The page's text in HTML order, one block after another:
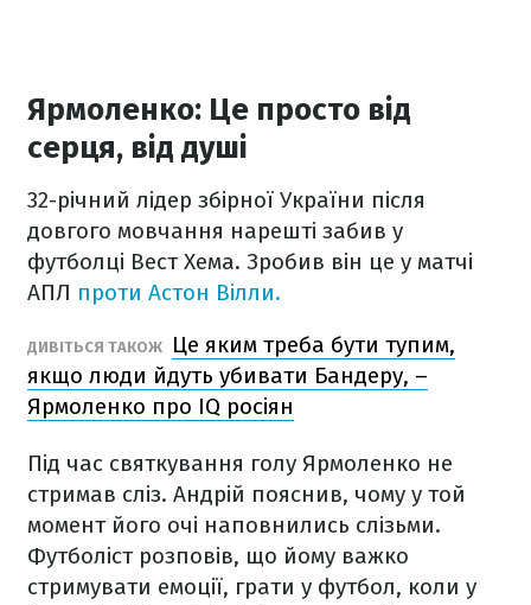
Ярмоленко: Це просто від
серця, від душі
32-річний лідер збірної України після
довгого мовчання нарешті забив у
футболці Вест Хема. Зробив він це у матчі
АПЛ проти Астон Вілли.
ДИВІТЬСЯ ТАКОЖ
Це яким треба бути тупим,
якщо люди йдуть убивати Бандеру, –
Ярмоленко про IQ росіян
Під час святкування голу Ярмоленко не
стримав сліз. Андрій пояснив, чому у той
момент його очі наповнились слізьми.
Футболіст розповів, що йому важко
стримувати емоції, грати у футбол, коли у